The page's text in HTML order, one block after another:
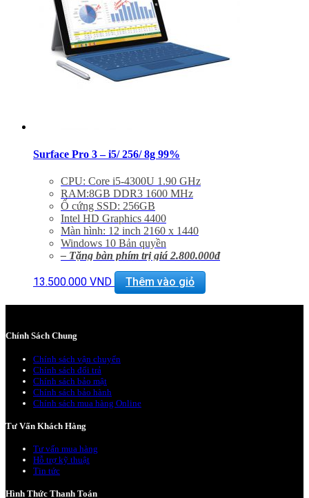
Surface Pro 3 – i5/ 256/ 8g 99%
CPU: Core i5-4300U 1.90 GHz
RAM:8GB DDR3 1600 MHz
Ổ cứng SSD: 256GB
Intel HD Graphics 4400
Màn hình: 12 inch 2160 x 1440
Windows 10 Bản quyền
– Tặng bàn phím trị giá 2.800.000đ
– Tặng kèm ba lô trị giá 500.000đ
Charge HR trị giá 1.500.000đ chỉ với 800.000đ
– Miễn phí vận chuyển trên toàn quốc.
13.500.000 VND Thêm vào giỏ
Chính Sách Chung
Chính sách vận chuyển
Chính sách đổi trả
Chính sách bảo mật
Chính sách bảo hành
Chính sách mua hàng Online
Tư Vấn Khách Hàng
Tư vấn mua hàng
Hỗ trợ kỹ thuật
Tin tức
Hình Thức Thanh Toán